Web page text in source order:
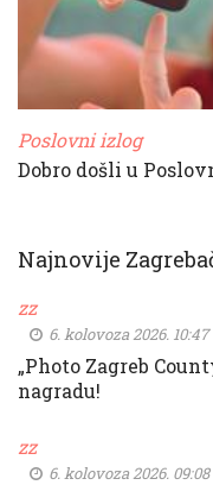
Poslovni izlog
Dobro došli u
Najnovije
zz
6. kolovoza 2026. 10:47
„Photo Zagreb
nagradu!
zz
6. kolovoza 2026. 09:08